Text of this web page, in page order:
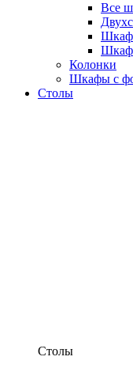
Все
Шкаф
Колонки
Шкафы с
Столы
Столы